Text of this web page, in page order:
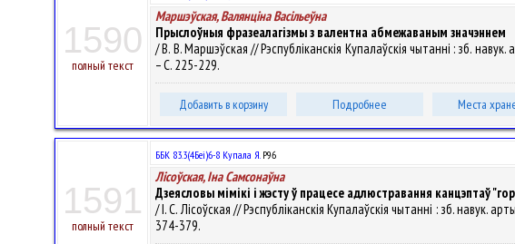
1590
полный текст
Маршэўская, Валянцiна Васiльеўна
Прыслоўныя фразеалагізмы з валентна абмежаваным значэннем
/ В. В. Маршэўская // Рэспубліканскія Купалаўскія чытанні : зб.
– С. 225-229.
Добавить в корзину Подробнее Места
1591
полный текст
ББК 83.3(4Беі)6-8 Купала Я.Р96
Лісоўская, Іна Самсонаўна
Дзеясловы мімікі і жэсту ў працесе адлюстравання канцэптаў
/ І. С. Лісоўская // Рэспубліканскія Купалаўскія чытанні : зб. навук.
374-379.